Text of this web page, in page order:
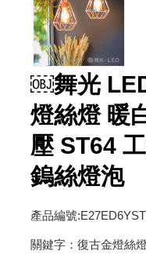
￼舞光
燈絲燈 暖
壓 ST64
鎢絲燈泡
產品編號
關鍵字：復古金燈絲